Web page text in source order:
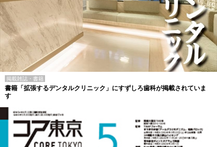
掲載雑誌・書籍
書籍「拡張するデンタルクリニック」にすずしろ歯科が掲載されていま
す